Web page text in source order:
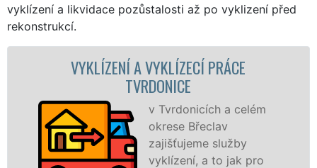
vyklízení a likvidace pozůstalosti až po vyklizení před
rekonstrukcí.
A VYKLÍZECÍ PRÁCE
v Tvrdonicích a celém
okrese Břeclav
zajišťujeme služby
vyklízení, a to jak pro
VYKLÍZECÍ